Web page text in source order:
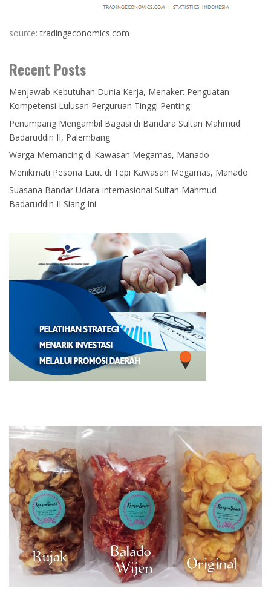
source:tradingeconomics.com
Recent Posts
Menjawab Kebutuhan Dunia Kerja, Menaker: Penguatan
Kompetensi Lulusan Perguruan Tinggi Penting
Penumpang Mengambil Bagasi di Bandara Sultan Mahmud
Badaruddin II, Palembang
Warga Memancing di Kawasan Megamas, Manado
Menikmati Pesona Laut di Tepi Kawasan Megamas, Manado
Suasana Bandar Udara Internasional Sultan Mahmud
Badaruddin II Siang Ini